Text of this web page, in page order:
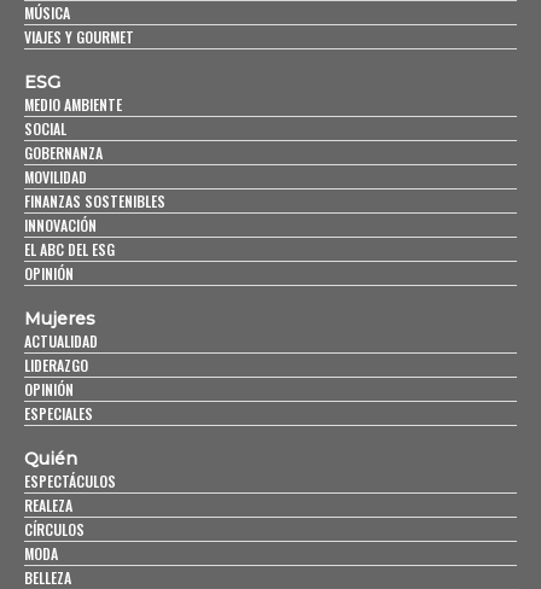
MÚSICA
VIAJES Y GOURMET
ESG
MEDIO AMBIENTE
SOCIAL
GOBERNANZA
MOVILIDAD
FINANZAS SOSTENIBLES
INNOVACIÓN
EL ABC DEL ESG
OPINIÓN
Mujeres
ACTUALIDAD
LIDERAZGO
OPINIÓN
ESPECIALES
Quién
ESPECTÁCULOS
REALEZA
CÍRCULOS
MODA
BELLEZA